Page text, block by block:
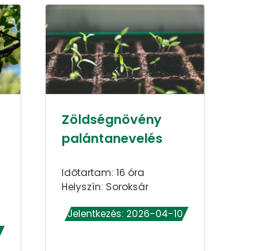
Zöldségnövény
palántanevelés
Időtartam: 16 óra
Helyszín: Soroksár
Jelentkezés: 2026-04-10